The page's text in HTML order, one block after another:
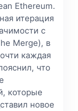
Ethereum.
итерация
с
Merge), в
каждая
что
которые
новое